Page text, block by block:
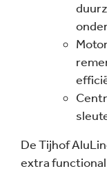
De Tijhof
extra